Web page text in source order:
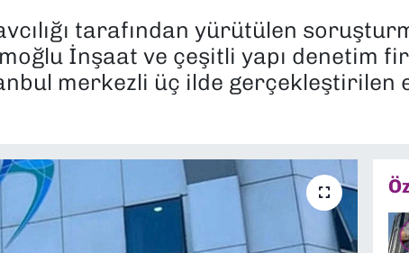
tarafından yürütülen
İnşaat ve çeşitli yapı denetim
merkezli üç ilde gerçekleştirilen